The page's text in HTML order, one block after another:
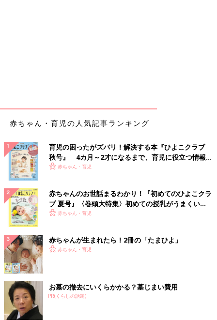
赤ちゃん・育児の人気記事ランキング
育児の困ったがズバリ！解決する本『ひよこクラブ
秋号』 4カ月～2才になるまで、育児に役立つ情報が
いっぱい！
赤ちゃん・育児
赤ちゃんのお世話まるわかり！『初めてのひよこクラ
ブ 夏号』〈巻頭大特集〉初めての授乳がうまくい
く！ おっぱい・ミルクの基本と夏のトラブル 解決テ
赤ちゃん・育児
赤ちゃんが生まれたら！2冊の「たまひよ」
赤ちゃん・育児
お墓の撤去にいくらかかる？墓じまい費用
PR(くらしの話題)